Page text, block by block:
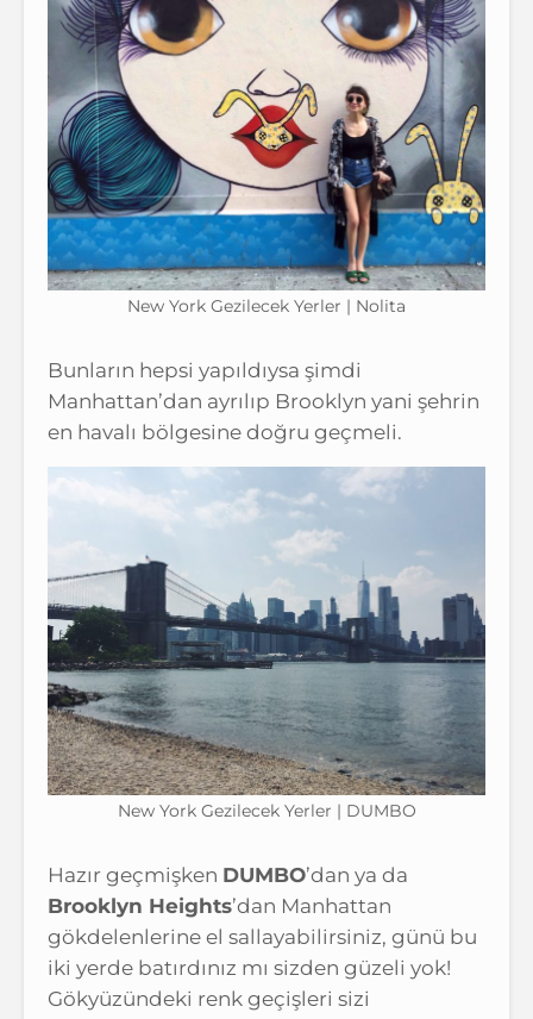
New York Gezilecek Yerler | Nolita
Bunların hepsi yapıldıysa şimdi
Manhattan’dan ayrılıp Brooklyn yani şehrin
en havalı bölgesine doğru geçmeli.
New York Gezilecek Yerler | DUMBO
Hazır geçmişken DUMBO’dan ya da
Brooklyn Heights’dan Manhattan
gökdelenlerine el sallayabilirsiniz, günü bu
iki yerde batırdınız mı sizden güzeli yok!
Gökyüzündeki renk geçişleri sizi